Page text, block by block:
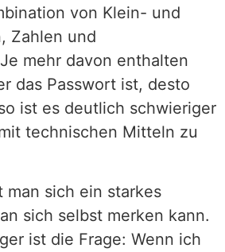
von Klein- und
Zahlen und
mehr davon enthalten
das Passwort ist, desto
ist es deutlich schwieriger
technischen Mitteln zu
man sich ein starkes
sich selbst merken kann.
ist die Frage: Wenn ich